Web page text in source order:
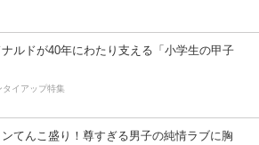
ルドが40年にわたり支える「小学生の甲子
タイアップ特集
てんこ盛り！尊すぎる男子の純情ラブに胸